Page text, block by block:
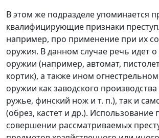
В этом же подразделе упоминается
квалифицирующие признаки
например, про применение при их
оружия. В данном случае речь идет
оружии (например, автомат,
кортик), а также ином
оружии как заводского
ружье, финский нож и т. п.), так и
(обрез, кастет и др.). Использование
совершении рассматриваемых